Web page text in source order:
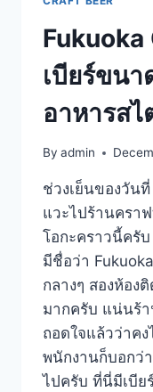
เบียร์ขนา
อาหารส
By admin
ช่วงเย็นของวัน
แวะไปร้านครา
โอกะคราวนี้ครั
มีชื่อว่า
กลางๆ สองห้อง
มากครับ แน่นร้
ถอดใจแล้วว่าค
พนักงานก็บอกว่
ไปครับ ที่นี่มีเบีย